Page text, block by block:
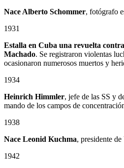
Nace Alberto Schommer, fotógrafo
1931
Estalla en Cuba una revuelta
Machado. Se registraron violentas
ocasionaron numerosos muertos y
1934
Heinrich Himmler, jefe de las SS y
mando de los campos de
1938
Nace Leonid Kuchma, presidente
1942